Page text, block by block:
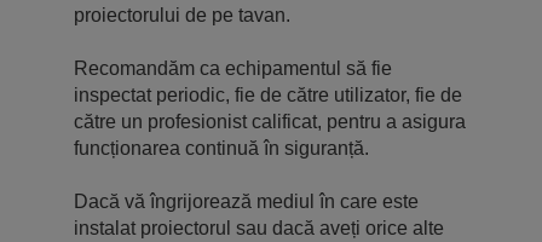
proiectorului de pe tavan.
Recomandăm ca echipamentul să fie
inspectat periodic, fie de către utilizator, fie de
către un profesionist calificat, pentru a asigura
funcționarea continuă în siguranță.
Dacă vă îngrijorează mediul în care este
instalat proiectorul sau dacă aveți orice alte